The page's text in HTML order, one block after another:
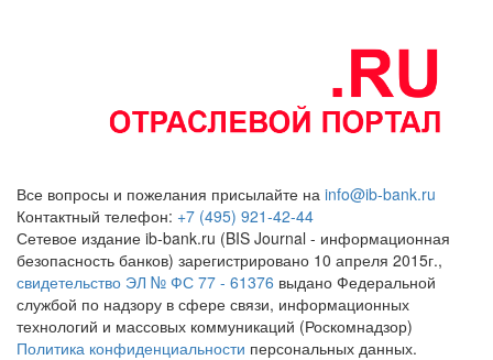
Все вопросы и пожелания присылайте на info@ib-bank.ru
Контактный телефон: +7 (495) 921-42-44
Сетевое издание ib-bank.ru (BIS Journal - информационная
безопасность банков) зарегистрировано 10 апреля 2015г.,
свидетельство ЭЛ № ФС 77 - 61376 выдано Федеральной
службой по надзору в сфере связи, информационных
технологий и массовых коммуникаций (Роскомнадзор)
Политика конфиденциальности персональных данных.